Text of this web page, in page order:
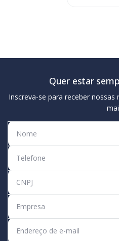
Quer estar
Inscreva-se para receber